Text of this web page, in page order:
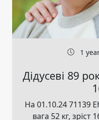
1
Дідусеві 89
На 01.10.24 71139
вага 52 кг, зріст